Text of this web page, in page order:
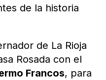
de la historia
de La Rioja
Rosada con el
Francos, para